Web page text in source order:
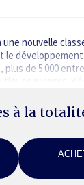
une nouvelle
développement
de 5 000
propres,
à la